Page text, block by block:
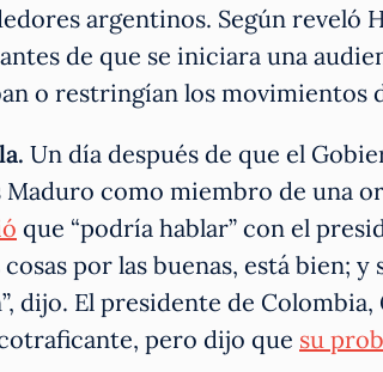
argentinos. Según reveló
de que se iniciara una
o restringían los movimientos
Un día después de que el
Maduro como miembro de una
que “podría hablar” con el
cosas por las buenas, está bien;
dijo. El presidente de
pero dijo que su